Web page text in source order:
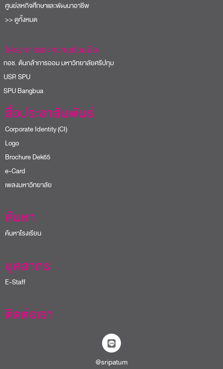
ศูนย์สหกิจศึกษาและพัฒนาอาชีพ
>> ดูทั้งหมด
โครงการและความร่วมมือ
ช. ต้นกล้าการออม มหาวิทยาลัยศรีปทุม
SPU
Bangbua
สื่อประชาสัมพันธ์
Corporate Identity (CI)
Logo
Brochure Dek65
e-Card
เพลงมหาวิทยาลัย
ค้นหา
ค้นหาโรงเรียน
บุคลากร
E-Staff
ติดต่อเรา
@sripatum